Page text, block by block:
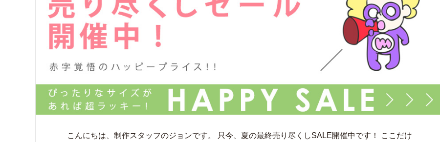
こんにちは、制作スタッフのジョンです。 只今、夏の最終売り尽くしSALE開催中です！ ここだけ